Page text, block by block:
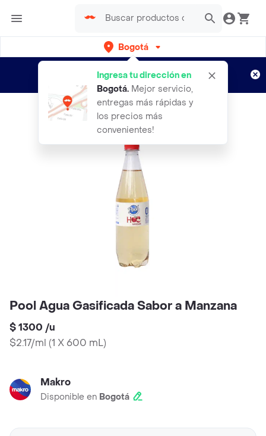
Bogotá
Ingresa tu dirección en
Bogotá. Mejor servicio,
entregas más rápidas y
los precios más
convenientes!
envíos gratis por semanas
Aplican TyC
Pool Agua Gasificada Sabor a Manzana
$ 1300 /u
$2.17/ml (1 X 600 mL)
Makro
Disponible en Bogotá